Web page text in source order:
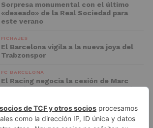
Sorpresa monumental con el último
«deseado» de la Real Sociedad para
este verano
FICHAJES
El Barcelona vigila a la nueva joya del
Trabzonspor
FC BARCELONA
El Racing negocia la cesión de Marc
Casadó en su vuelta a Primera División